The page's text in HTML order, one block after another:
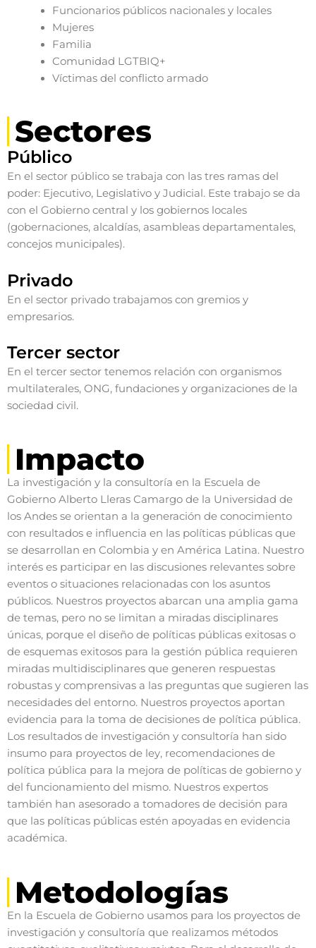
Funcionarios públicos nacionales y locales
Mujeres
Familia
Comunidad LGTBIQ+
Víctimas del conflicto armado
Sectores
Público
En el sector público se trabaja con las tres ramas del
poder: Ejecutivo, Legislativo y Judicial. Este trabajo se da
con el Gobierno central y los gobiernos locales
(gobernaciones, alcaldías, asambleas departamentales,
concejos municipales).
Privado
En el sector privado trabajamos con gremios y
empresarios.
Tercer sector
En el tercer sector tenemos relación con organismos
multilaterales, ONG, fundaciones y organizaciones de la
sociedad civil.
Impacto
La investigación y la consultoría en la Escuela de
Gobierno Alberto Lleras Camargo de la Universidad de
los Andes se orientan a la generación de conocimiento
con resultados e influencia en las políticas públicas que
se desarrollan en Colombia y en América Latina. Nuestro
interés es participar en las discusiones relevantes sobre
eventos o situaciones relacionadas con los asuntos
públicos. Nuestros proyectos abarcan una amplia gama
de temas, pero no se limitan a miradas disciplinares
únicas, porque el diseño de políticas públicas exitosas o
de esquemas exitosos para la gestión pública requieren
miradas multidisciplinares que generen respuestas
robustas y comprensivas a las preguntas que sugieren las
necesidades del entorno. Nuestros proyectos aportan
evidencia para la toma de decisiones de política pública.
Los resultados de investigación y consultoría han sido
insumo para proyectos de ley, recomendaciones de
política pública para la mejora de políticas de gobierno y
del funcionamiento del mismo. Nuestros expertos
también han asesorado a tomadores de decisión para
que las políticas públicas estén apoyadas en evidencia
académica.
Metodologías
En la Escuela de Gobierno usamos para los proyectos de
investigación y consultoría que realizamos métodos